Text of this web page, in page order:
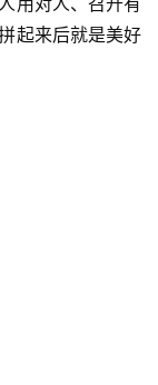
起来后就是美好